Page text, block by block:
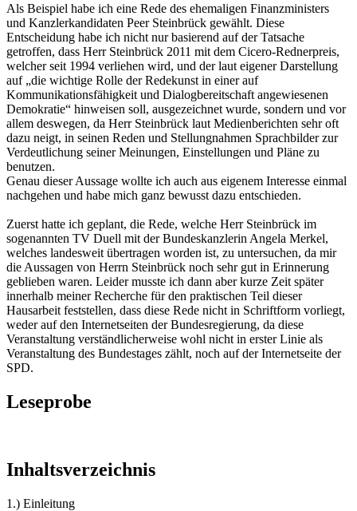
Als Beispiel habe ich eine Rede des ehemaligen Finanzministers
und Kanzlerkandidaten Peer Steinbrück gewählt. Diese
Entscheidung habe ich nicht nur basierend auf der Tatsache
getroffen, dass Herr Steinbrück 2011 mit dem Cicero-Rednerpreis,
welcher seit 1994 verliehen wird, und der laut eigener Darstellung
auf „die wichtige Rolle der Redekunst in einer auf
Kommunikationsfähigkeit und Dialogbereitschaft angewiesenen
Demokratie“ hinweisen soll, ausgezeichnet wurde, sondern und vor
allem deswegen, da Herr Steinbrück laut Medienberichten sehr oft
dazu neigt, in seinen Reden und Stellungnahmen Sprachbilder zur
Verdeutlichung seiner Meinungen, Einstellungen und Pläne zu
benutzen.
Genau dieser Aussage wollte ich auch aus eigenem Interesse einmal
nachgehen und habe mich ganz bewusst dazu entschieden.
Zuerst hatte ich geplant, die Rede, welche Herr Steinbrück im
sogenannten TV Duell mit der Bundeskanzlerin Angela Merkel,
welches landesweit übertragen worden ist, zu untersuchen, da mir
die Aussagen von Herrn Steinbrück noch sehr gut in Erinnerung
geblieben waren. Leider musste ich dann aber kurze Zeit später
innerhalb meiner Recherche für den praktischen Teil dieser
Hausarbeit feststellen, dass diese Rede nicht in Schriftform vorliegt,
weder auf den Internetseiten der Bundesregierung, da diese
Veranstaltung verständlicherweise wohl nicht in erster Linie als
Veranstaltung des Bundestages zählt, noch auf der Internetseite der
SPD.
Leseprobe
Inhaltsverzeichnis
1.) Einleitung